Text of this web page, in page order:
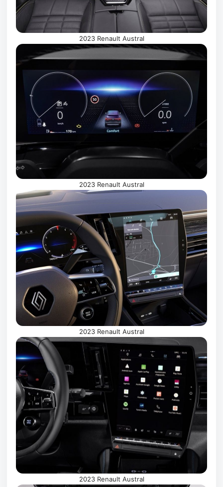
2023 Renault Austral
2023 Renault Austral
2023 Renault Austral
2023 Renault Austral